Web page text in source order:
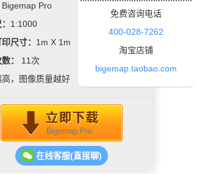
Bigemap Pro
1:1000
尺寸： 1m X 1m
： 11 次
，图像质量越好
Bigemap Pro
在线客服(直接聊)
免费咨询电话
400-028-7262
淘宝店铺
bigemap.taobao.com